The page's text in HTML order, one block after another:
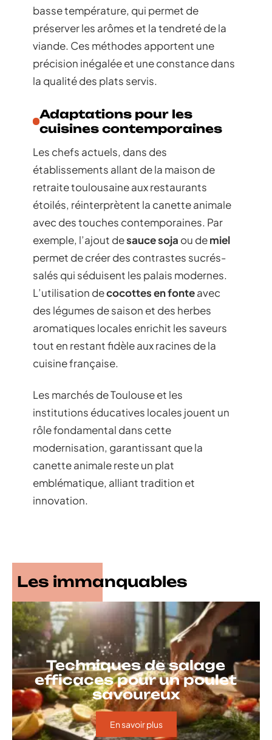
basse température, qui permet de
préserver les arômes et la tendreté de la
viande. Ces méthodes apportent une
précision inégalée et une constance dans
la qualité des plats servis.
Adaptations pour les
cuisines contemporaines
Les chefs actuels, dans des
établissements allant de la maison de
retraite toulousaine aux restaurants
étoilés, réinterprètent la canette animale
avec des touches contemporaines. Par
exemple, l’ajout desauce soja ou demiel
permet de créer des contrastes sucrés-
salés qui séduisent les palais modernes.
L’utilisation decocottes en fonteavec
des légumes de saison et des herbes
aromatiques locales enrichit les saveurs
tout en restant fidèle aux racines de la
cuisine française.
Les marchés de Toulouse et les
institutions éducatives locales jouent un
rôle fondamental dans cette
modernisation, garantissant que la
canette animale reste un plat
emblématique, alliant tradition et
innovation.
Les immanquables
Techniques de salage
efficaces pour un poulet
savoureux
En savoir plus